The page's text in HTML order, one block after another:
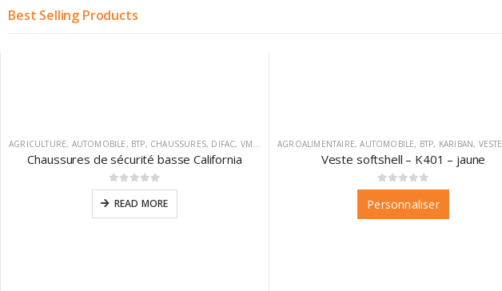
Best Selling Products
AGRICULTURE, AUTOMOBILE, BTP, CHAUSSURES, DIFAC, VM FOOTWEAR
Chaussures de sécurité basse California
0sur 5
READ MORE
AGROALIMENTAIRE,AUTOMOBILE, BTP, KARIBAN, VESTE
Veste softshell – K401 – jaune
0sur 5
Personnaliser